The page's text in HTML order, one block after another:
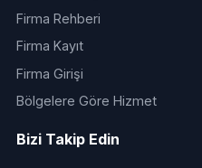
Firma Rehberi
Firma Kayıt
Firma Girişi
Bölgelere Göre Hizmet
Bizi Takip Edin